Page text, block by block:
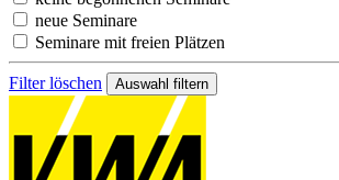
neue Seminare
Seminare mit freien Plätzen
Filter löschen